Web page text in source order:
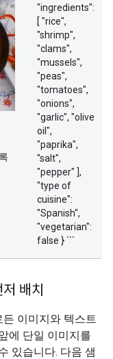
"ingredients":
[ "rice",
"shrimp",
"clams",
"mussels",
"peas",
"tomatoes",
"onions",
"garlic", "olive
oil",
"paprika",
"salt",
"pepper" ],
"type of
cuisine":
"Spanish",
"vegetarian":
false } ```
배치
이미지와 텍스트
에 단일 이미지를
있습니다. 다음 샘